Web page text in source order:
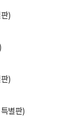
)
)
별판)